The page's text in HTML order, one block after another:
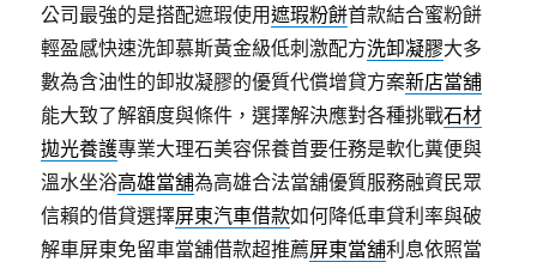
公司最強的是搭配遮瑕使用遮瑕粉餅首款結合蜜粉餅
輕盈感快速洗卸慕斯黃金級低刺激配方洗卸凝膠大多
數為含油性的卸妝凝膠的優質代償增貸方案新店當舖
能大致了解額度與條件，選擇解決應對各種挑戰石材
拋光養護專業大理石美容保養首要任務是軟化糞便與
溫水坐浴高雄當舖為高雄合法當舖優質服務融資民眾
信賴的借貸選擇屏東汽車借款如何降低車貸利率與破
解車屏東免留車當舖借款超推薦屏東當舖利息依照當